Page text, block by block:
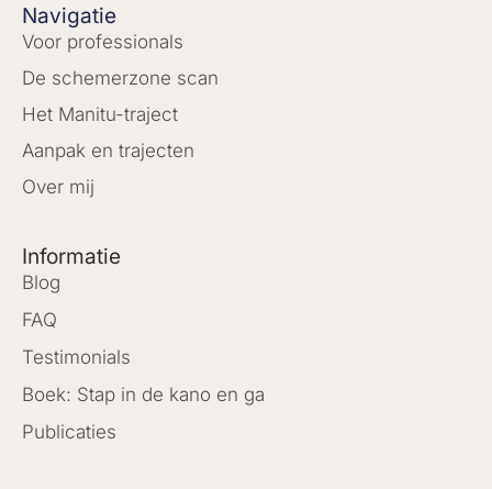
Informatie
Blog
FAQ
Testimonials
Boek: Stap in de kano en ga
Publicaties
Navigatie
Voor professionals
De schemerzone scan
Het Manitu-traject
Aanpak en trajecten
Over mij